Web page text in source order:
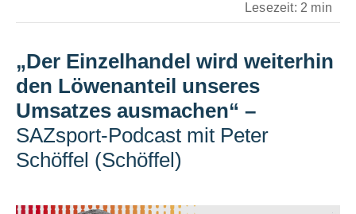
Lesezeit: 2 min
„Der Einzelhandel wird weiterhin
den Löwenanteil unseres
Umsatzes ausmachen“ –
SAZsport-Podcast mit Peter
Schöffel (Schöffel)